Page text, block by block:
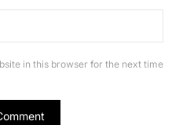
in this browser for the next time